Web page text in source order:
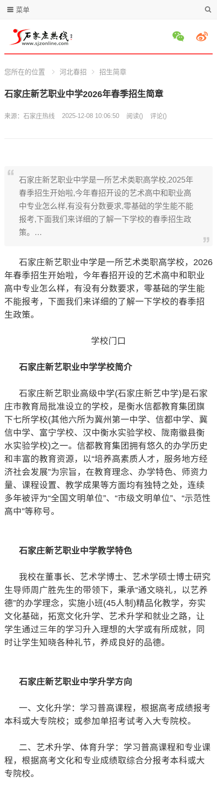
菜单
您所在的位置 河北春招 招生简章
石家庄新艺职业中学2026年春季招生简章
来源： 石家庄热线 2025-12-08 10:06:50 阅读() 评论()
石家庄新艺职业中学是一所艺术类职高学校,2025年
春季招生开始啦,今年春招开设的艺术高中和职业高
中专业怎么样,有没有分数要求,零基础的学生能不能
报考,下面我们来详细的了解一下学校的春季招生政
策。…
石家庄新艺职业中学是一所艺术类职高学校，2026
年春季招生开始啦，今年春招开设的艺术高中和职业
高中专业怎么样，有没有分数要求，零基础的学生能
不能报考，下面我们来详细的了解一下学校的春季招
生政策。
学校门口
石家庄新艺职业中学学校简介
石家庄新艺职业高级中学(石家庄新艺中学)是石家
庄市教育局批准设立的学校，是衡水信都教育集团旗
下七所学校(其他六所为冀州第一中学、信都中学、冀
信中学、富宁学校、汉中衡水实验学校、陇南徽县衡
水实验学校)之一。信都教育集团拥有悠久的办学历史
和丰富的教育资源，以“培养高素质人才，服务地方经
济社会发展”为宗旨，在教育理念、办学特色、师资力
量、课程设置、教学成果等方面均有独特之处，连续
多年被评为“全国文明单位”、“市级文明单位”、“示范性
高中”等称号。
石家庄新艺职业中学教学特色
我校在董事长、艺术学博士、艺术学硕士博士研究
生导师周广胜先生的带领下，秉承“通文晓礼，以艺养
德”的办学理念，实施小班(45人制)精品化教学，夯实
文化基础，拓宽文化升学、艺术升学和就业之路，让
学生通过三年的学习升入理想的大学或有所成就，同
时让学生知晓各种礼节，养成良好的品德。
石家庄新艺职业中学升学方向
一、文化升学：学习普高课程，根据高考成绩报考
本科或大专院校；或参加单招考试考入大专院校。
二、艺术升学、体育升学：学习普高课程和专业课
程，根据高考文化和专业成绩取综合分报考本科或大
专院校。